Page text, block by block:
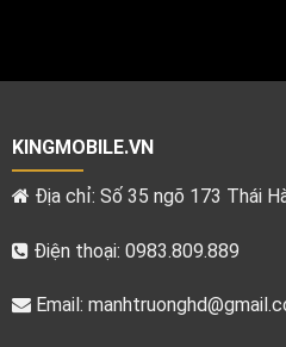
KINGMOBILE.VN
Địa chỉ: Số 35 ngõ 173 Thái
Điện thoại: 0983.809.889
Email: